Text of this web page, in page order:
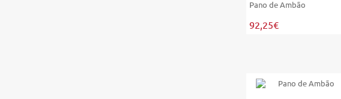
Pano de Ambão
92,25€